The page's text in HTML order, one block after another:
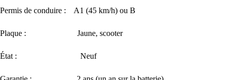
Permis de conduire : A1 (45 km/h) ou B
Plaque : Jaune, scooter
État : Neuf